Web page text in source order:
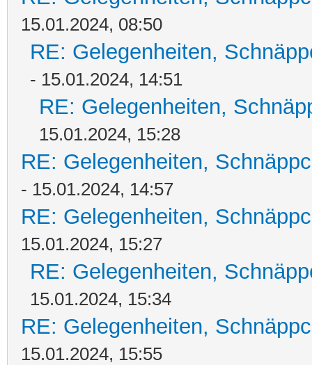
15.01.2024, 08:50
RE: Gelegenheiten,
- 15.01.2024, 14:51
RE: Gelegenheiten,
15.01.2024, 15:28
RE: Gelegenheiten,
- 15.01.2024, 14:57
RE: Gelegenheiten,
15.01.2024, 15:27
RE: Gelegenheiten,
15.01.2024, 15:34
RE: Gelegenheiten,
15.01.2024, 15:55